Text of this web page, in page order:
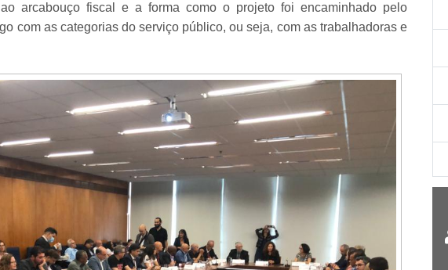
arcabouço fiscal e a forma como o projeto foi encaminhado pelo
com as categorias do serviço público, ou seja, com as trabalhadoras e